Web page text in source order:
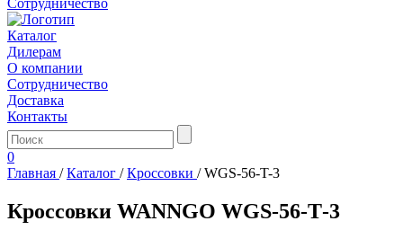
Сотрудничество
Каталог
Дилерам
О компании
Сотрудничество
Доставка
Контакты
0
Главная / Каталог / Кроссовки / WGS-56-T-3
Кроссовки WANNGO WGS‑56‑T‑3